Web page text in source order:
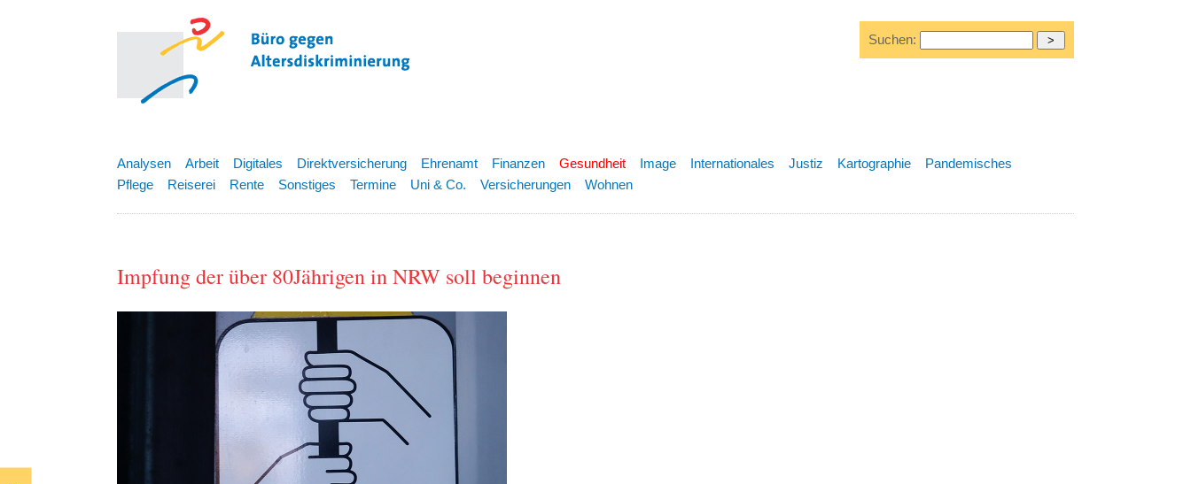
Suchen:
Analysen Arbeit Digitales Direktversicherung Ehrenamt Finanzen Gesundheit Image Internationales Justiz Kartographie
Pandemisches
Pflege
Reiserei Rente Sonstiges Termine Uni & Co. Versicherungen Wohnen
Impfung der über 80Jährigen in NRW soll beginnen